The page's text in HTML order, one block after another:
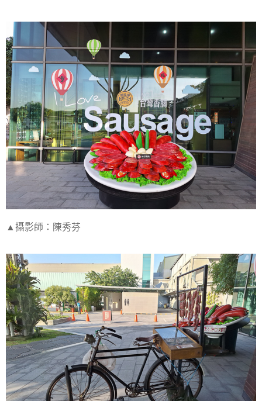
▲攝影師：陳秀芬